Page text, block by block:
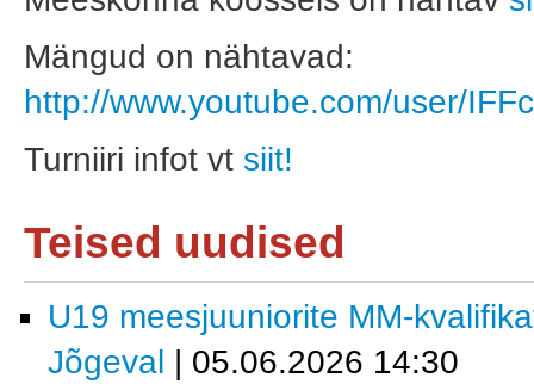
Mängud on nähtavad:
http://www.youtube.com/user/
Turniiri infot vt siit!
Teised uudised
U19 meesjuuniorite MM-
Jõgeval | 05.06.2026 14:30